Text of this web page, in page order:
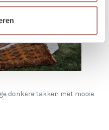
donkere takken met mooie